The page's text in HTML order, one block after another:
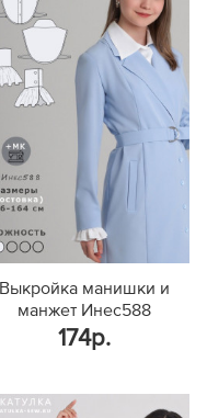
Выкройка манишки и
манжет Инес588
174р.